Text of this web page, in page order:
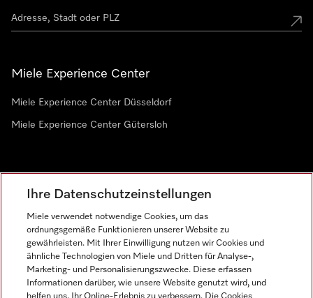
Miele Experience Center
Miele Experience Center Düsseldorf
Miele Experience Center Gütersloh
Ihre Datenschutzeinstellungen
Miele verwendet notwendige Cookies, um das
ordnungsgemäße Funktionieren unserer Website zu
gewährleisten. Mit Ihrer Einwilligung nutzen wir Cookies und
ähnliche Technologien von Miele und Dritten für Analyse-,
Marketing- und Personalisierungszwecke. Diese erfassen
Informationen darüber, wie unsere Website genutzt wird, und